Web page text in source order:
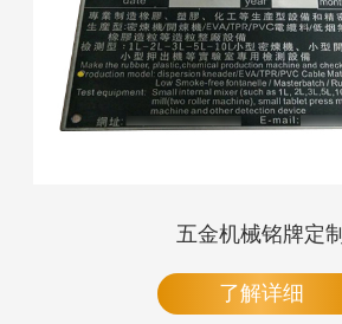
五金机械铭牌定制